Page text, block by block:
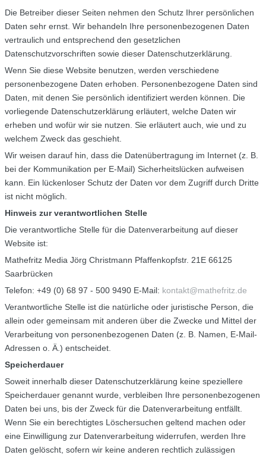
Die Betreiber dieser Seiten nehmen den Schutz Ihrer persönlichen
Daten sehr ernst. Wir behandeln Ihre personenbezogenen Daten
vertraulich und entsprechend den gesetzlichen
Datenschutzvorschriften sowie dieser Datenschutzerklärung.
Wenn Sie diese Website benutzen, werden verschiedene
personenbezogene Daten erhoben. Personenbezogene Daten sind
Daten, mit denen Sie persönlich identifiziert werden können. Die
vorliegende Datenschutzerklärung erläutert, welche Daten wir
erheben und wofür wir sie nutzen. Sie erläutert auch, wie und zu
welchem Zweck das geschieht.
Wir weisen darauf hin, dass die Datenübertragung im Internet (z. B.
bei der Kommunikation per E-Mail) Sicherheitslücken aufweisen
kann. Ein lückenloser Schutz der Daten vor dem Zugriff durch Dritte
ist nicht möglich.
Hinweis zur verantwortlichen Stelle
Die verantwortliche Stelle für die Datenverarbeitung auf dieser
Website ist:
Mathefritz Media Jörg Christmann Pfaffenkopfstr. 21E 66125
Saarbrücken
Telefon: +49 (0) 68 97 - 500 9490 E-Mail: kontakt@mathefritz.de
Verantwortliche Stelle ist die natürliche oder juristische Person, die
allein oder gemeinsam mit anderen über die Zwecke und Mittel der
Verarbeitung von personenbezogenen Daten (z. B. Namen, E-Mail-
Adressen o. Ä.) entscheidet.
Speicherdauer
Soweit innerhalb dieser Datenschutzerklärung keine speziellere
Speicherdauer genannt wurde, verbleiben Ihre personenbezogenen
Daten bei uns, bis der Zweck für die Datenverarbeitung entfällt.
Wenn Sie ein berechtigtes Löschersuchen geltend machen oder
eine Einwilligung zur Datenverarbeitung widerrufen, werden Ihre
Daten gelöscht, sofern wir keine anderen rechtlich zulässigen